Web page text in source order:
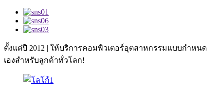
ตั้งแต่ปี 2012 | ให้บริการคอมพิวเตอร์อุตสาหกรรมแบบกำหนด
เองสำหรับลูกค้าทั่วโลก!